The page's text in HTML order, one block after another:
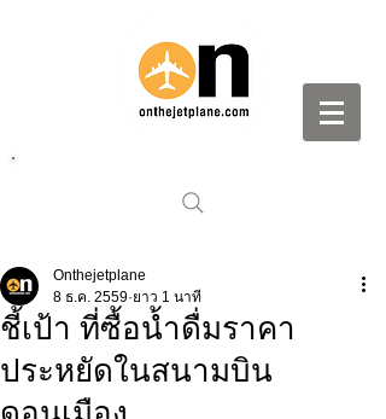
ชี้เป้า ที่ซื้อน้ำดื่มราคา
ประหยัดในสนามบิน
Onthejetplane
8 ธ.ค. 2559 ยาว 1 นาที